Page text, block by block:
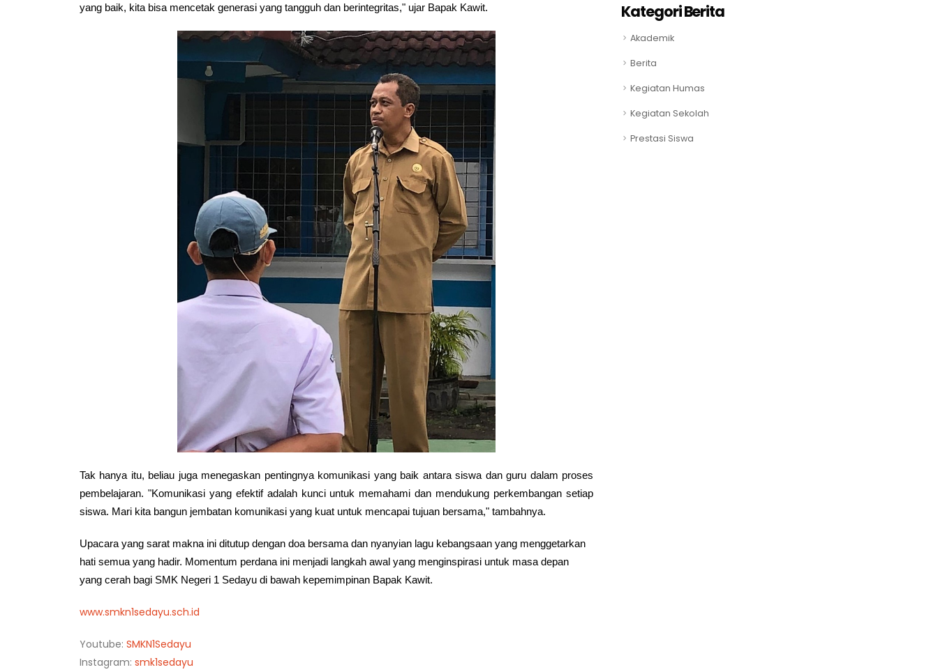
yang baik, kita bisa mencetak generasi yang tangguh dan berintegritas," ujar Bapak Kawit.
Tak hanya itu, beliau juga menegaskan pentingnya komunikasi yang baik antara siswa dan guru dalam proses
pembelajaran. "Komunikasi yang efektif adalah kunci untuk memahami dan mendukung perkembangan setiap
siswa. Mari kita bangun jembatan komunikasi yang kuat untuk mencapai tujuan bersama," tambahnya.
Upacara yang sarat makna ini ditutup dengan doa bersama dan nyanyian lagu kebangsaan yang menggetarkan
hati semua yang hadir. Momentum perdana ini menjadi langkah awal yang menginspirasi untuk masa depan
yang cerah bagi SMK Negeri 1 Sedayu di bawah kepemimpinan Bapak Kawit.
www.smkn1sedayu.sch.id
Youtube: SMKN1Sedayu
Instagram: smk1sedayu
Kategori Berita
Akademik
Berita
Kegiatan Humas
Kegiatan Sekolah
Prestasi Siswa